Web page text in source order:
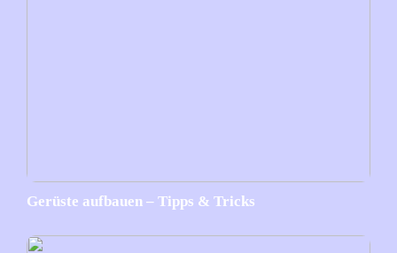
Gerüste aufbauen – Tipps & Tricks